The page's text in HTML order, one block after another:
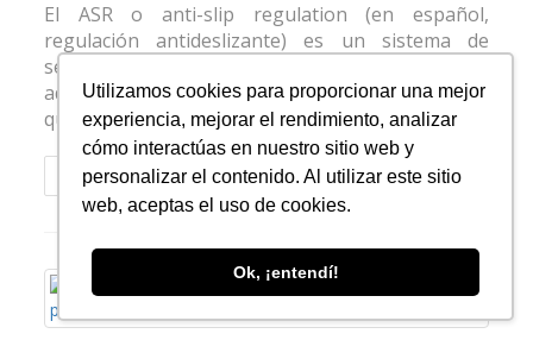
Utilizamos cookies para proporcionar una mejor
experiencia, mejorar el rendimiento, analizar
cómo interactúas en nuestro sitio web y
personalizar el contenido. Al utilizar este sitio
web, aceptas el uso de cookies.
Ok, ¡entendí!
El ASR o anti-slip regulation (en español,
regulación antideslizante) es un sistema de
seguridad automovilística que garantiza la mayor
adherencia posible de las ruedas. Esto permite
que el vehículo acelere…
Continuar Leyendo